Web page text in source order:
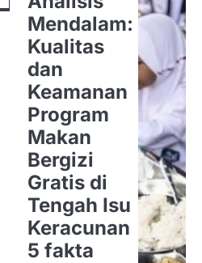
Mendalam:
Kualitas
dan
Keamanan
Program
Makan
Bergizi
Gratis di
Tengah Isu
Keracunan
5 fakta